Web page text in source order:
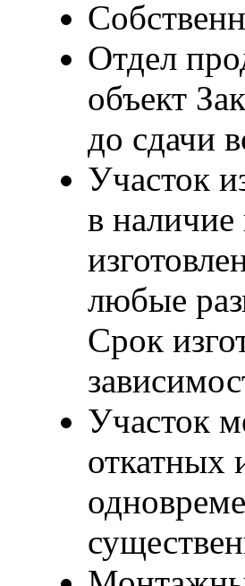
Отдел
объект
до сдачи
Участок
в
любые
Срок
Участок
откатных